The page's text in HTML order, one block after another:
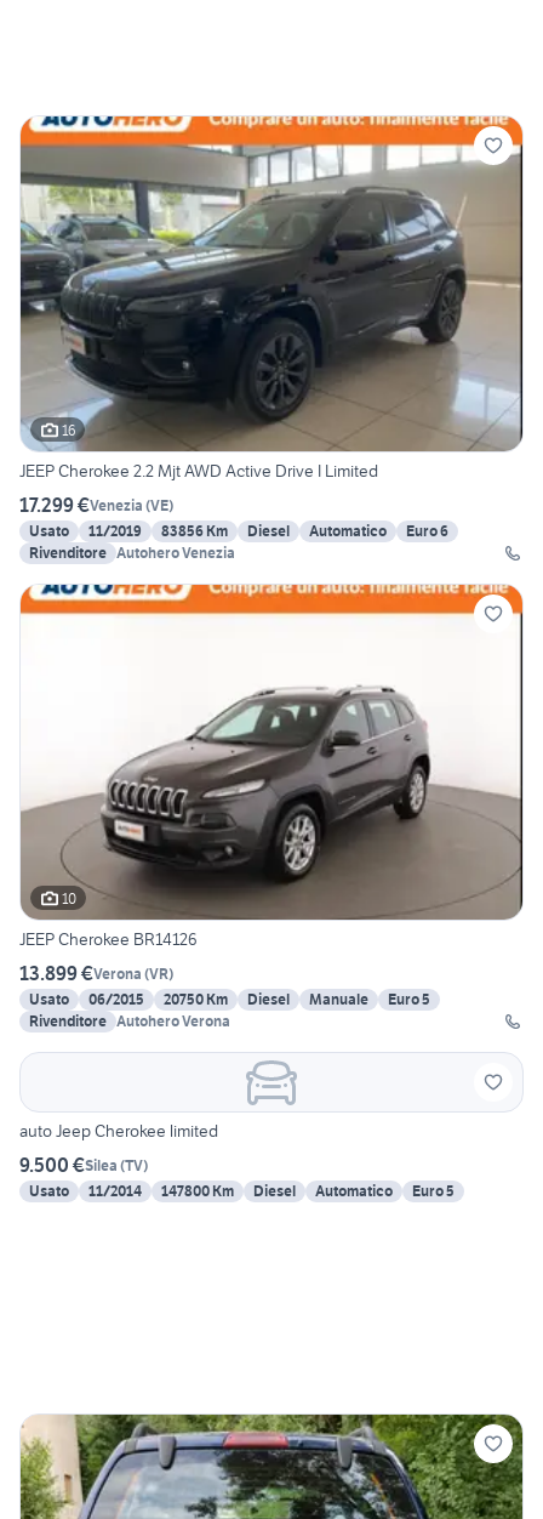
16
JEEP Cherokee 2.2 Mjt AWD Active Drive I Limited
17.299 €Venezia (VE)
Usato
11/2019 83856 Km Diesel Automatico
Euro 6
Rivenditore Autohero Venezia
10
JEEP Cherokee BR14126
13.899 €Verona (VR)
Usato
06/2015 20750 Km Diesel Manuale
Euro 5
Rivenditore Autohero Verona
auto Jeep Cherokee limited
9.500 €Silea (TV)
Usato
11/2014 147800 Km Diesel Automatico Euro 5